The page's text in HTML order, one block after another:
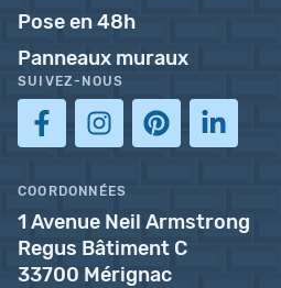
Pose en 48h
Panneaux muraux
SUIVEZ-NOUS
COORDONNÉES
1 Avenue Neil Armstrong
Regus Bâtiment C
33700 Mérignac